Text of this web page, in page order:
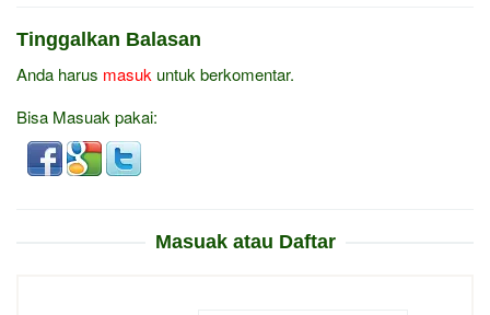
Tinggalkan Balasan
Anda harus masuk untuk berkomentar.
Bisa Masuak pakai:
Masuak atau Daftar